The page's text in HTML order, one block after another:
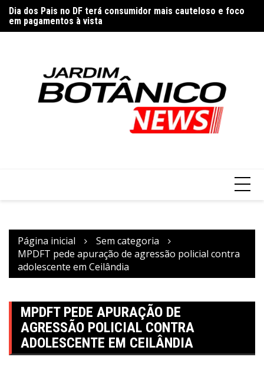
para
o
Dia dos Pais no DF terá consumidor mais cauteloso e foco
em pagamentos à vista
Página inicial
Sem categoria
MPDFT pede apuração de agressão policial contra
adolescente em Ceilândia
MPDFT PEDE APURAÇÃO DE
AGRESSÃO POLICIAL CONTRA
ADOLESCENTE EM CEILÂNDIA